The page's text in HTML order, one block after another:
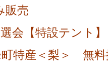
売
特設テント】
特産＜梨＞ 無料